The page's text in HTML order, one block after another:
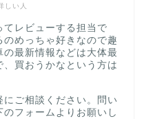
しい人
てレビューする担当で
めっちゃ好きなので趣
最新情報などは大体最
買おうかなという方は
ご相談ください。問い
フォームよりお願いし